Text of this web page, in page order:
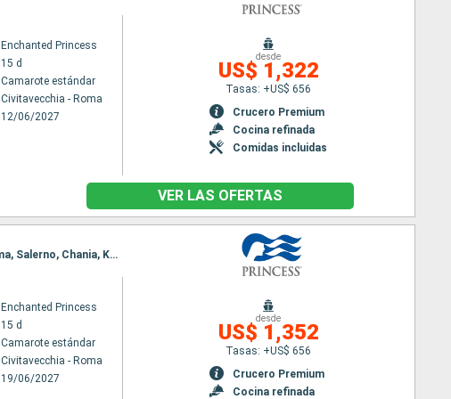
Enchanted Princess
15 d
Camarote estándar
Civitavecchia - Roma
12/06/2027
desde
US$ 1,322
Tasas: +US$ 656
Crucero Premium
Cocina refinada
Comidas incluidas
VER LAS OFERTAS
Itinerario : Civitavecchia - Roma, Corfú, Kotor, Dubrovnik, Nápoles, Civitavecchia - Roma, Salerno, Chania, Kusadasi, Katakolon, Civitavecchia - Roma
Enchanted Princess
15 d
Camarote estándar
Civitavecchia - Roma
19/06/2027
desde
US$ 1,352
Tasas: +US$ 656
Crucero Premium
Cocina refinada